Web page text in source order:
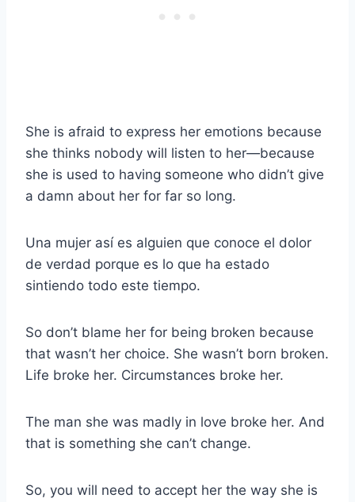
She is afraid to express her emotions because
she thinks nobody will listen to her—because
she is used to having someone who didn’t give
a damn about her for far so long.
Una mujer así es alguien que conoce el dolor
de verdad porque es lo que ha estado
sintiendo todo este tiempo.
So don’t blame her for being broken because
that wasn’t her choice. She wasn’t born broken.
Life broke her. Circumstances broke her.
The man she was madly in love broke her. And
that is something she can’t change.
So, you will need to accept her the way she is